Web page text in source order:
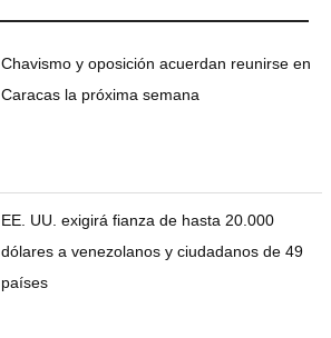
Chavismo y oposición acuerdan reunirse en
Caracas la próxima semana
EE. UU. exigirá fianza de hasta 20.000
dólares a venezolanos y ciudadanos de 49
países